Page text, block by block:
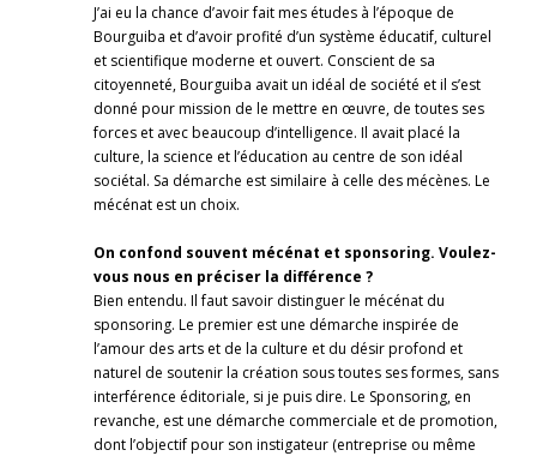
J’ai eu la chance d’avoir fait mes études à l’époque de
Bourguiba et d’avoir profité d’un système éducatif, culturel
et scientifique moderne et ouvert. Conscient de sa
citoyenneté, Bourguiba avait un idéal de société et il s’est
donné pour mission de le mettre en œuvre, de toutes ses
forces et avec beaucoup d’intelligence. Il avait placé la
culture, la science et l’éducation au centre de son idéal
sociétal. Sa démarche est similaire à celle des mécènes. Le
mécénat est un choix.
On confond souvent mécénat et sponsoring. Voulez-
vous nous en préciser la différence ?
Bien entendu. Il faut savoir distinguer le mécénat du
sponsoring. Le premier est une démarche inspirée de
l’amour des arts et de la culture et du désir profond et
naturel de soutenir la création sous toutes ses formes, sans
interférence éditoriale, si je puis dire. Le Sponsoring, en
revanche, est une démarche commerciale et de promotion,
dont l’objectif pour son instigateur (entreprise ou même